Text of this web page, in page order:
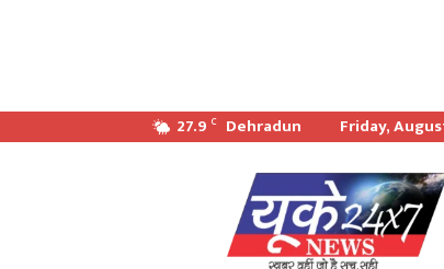
27.9 C Dehradun Friday,
खबर
वही
जो
सच